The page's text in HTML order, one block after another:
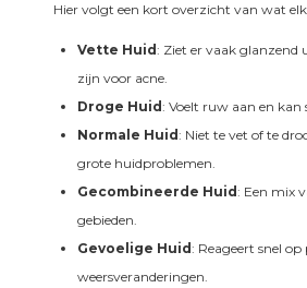
Hier volgt een kort overzicht van wat
Vette Huid : Ziet er vaak glanzend
zijn voor acne.
Droge Huid : Voelt ruw aan en kan
Normale Huid : Niet te vet of te
grote huidproblemen.
Gecombineerde Huid : Een mix
gebieden.
Gevoelige Huid : Reageert snel
weersveranderingen.